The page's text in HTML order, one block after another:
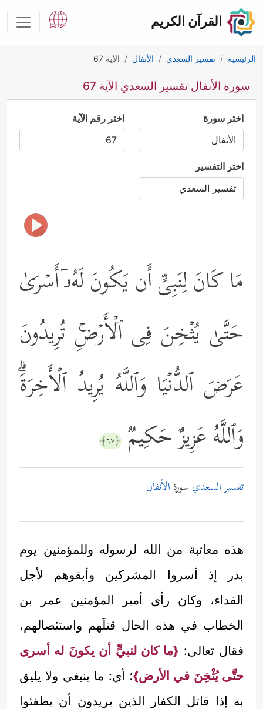
القرآن الكريم
الرئيسية تفسير السعدي الأنفال الآية 67
سورة الأنفال تفسير السعدي الآية 67
اختر سورة اختر رقم الآية
اختر التفسير
مَا كَانَ لِنَبِیٍّ أَن یَكُونَ لَهُۥۤ أَسۡرَىٰ
حَتَّىٰ یُثۡخِنَ فِی ٱلۡأَرۡضِۚ تُرِیدُونَ
عَرَضَ ٱلدُّنۡیَا وَٱللَّهُ یُرِیدُ ٱلۡأَخِرَةَۗ
وَٱللَّهُ عَزِیزٌ حَكِیمࣱ ﴿٦٧﴾
تفسير السعدي سورة الأنفال
هذه معاتبة من الله لرسوله وللمؤمنين يوم
بدر إذ أسروا المشركين وأبقوهم لأجل
الفداء، وكان رأي أمير المؤمنين عمر بن
الخطاب في هذه الحال قتلَهم واستئصالهم،
فقال تعالى: {ما كان لنبيٍّ أن يكونَ له أسرى
حتَّى يُثْخِنَ في الأرض}؛ أي: ما ينبغي ولا يليق
به إذا قاتل الكفار الذين يريدون أن يطفئوا